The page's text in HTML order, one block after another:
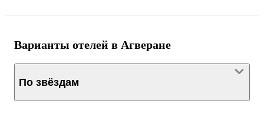
Варианты отелей в Агверане
По звёздам